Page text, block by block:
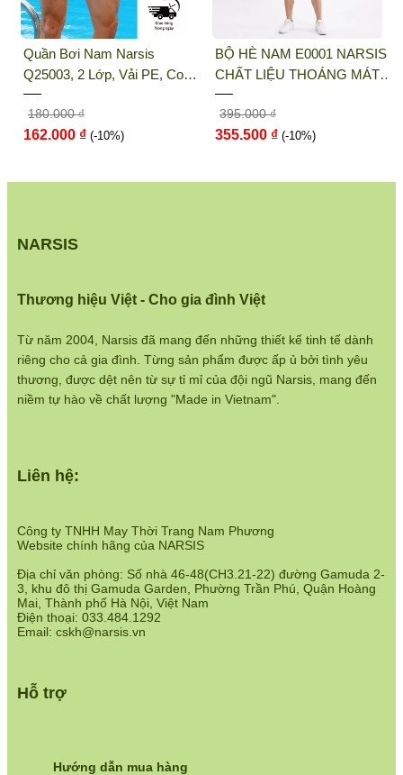
THỜI TRANG NARSIS
Địa chỉ văn phòng/showroom: Số 46 + 48
Shophouse đường 2.3 Khu đô thị Gamuda
Gardens, Quận Hoàng Mai, Hà Nội
Điện thoại:033 484 1292
Kiểm tra đơn hàng:
Chính sách đổi hàng:
https://www.narsis.vn/doi-tra-hoan-tien
Chính sách bán hàng:
https://www.narsis.vn/chinh-sach-ban-hang
Quần Bơi Nam Narsis
Q25003, 2 Lớp, Vải PE, Co
Giãn 4 Chiều, Nhanh Khô
180.000 ₫
162.000 ₫ (-10%)
BỘ HÈ NAM E0001 NARSIS
CHẤT LIỆU THOÁNG MÁT,
DỄ CHỊU, THOẢI MÁI CẢ
NGÀY, DỄ VẬN ĐỘNG
395.000 ₫
355.500 ₫ (-10%)
Công ty TNHH May Thời Trang Nam Phương
Website chính hãng của NARSIS
Địa chỉ văn phòng: Số nhà 46-48(CH3.21-22) đường Gamuda 2-
3, khu đô thị Gamuda Garden, Phường Trần Phú, Quận Hoàng
Mai, Thành phố Hà Nội, Việt Nam
Điện thoại: 033.484.1292
Email: cskh@narsis.vn
Hỗ trợ
NARSIS
Liên hệ:
Hướng dẫn mua hàng
Từ năm 2004, Narsis đã mang đến những thiết kế tinh tế dành
riêng cho cả gia đình. Từng sản phẩm được ấp ủ bởi tình yêu
thương, được dệt nên từ sự tỉ mỉ của đội ngũ Narsis, mang đến
niềm tự hào về chất lượng "Made in Vietnam".
Thương hiệu Việt - Cho gia đình Việt